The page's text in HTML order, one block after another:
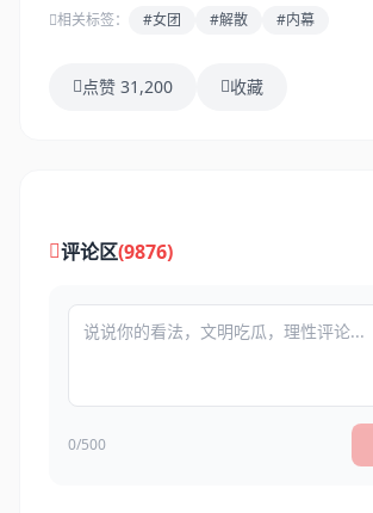
相关标签： #女团 #解散 #内幕
点赞 31,200 收藏
评论区(9876)
0/500